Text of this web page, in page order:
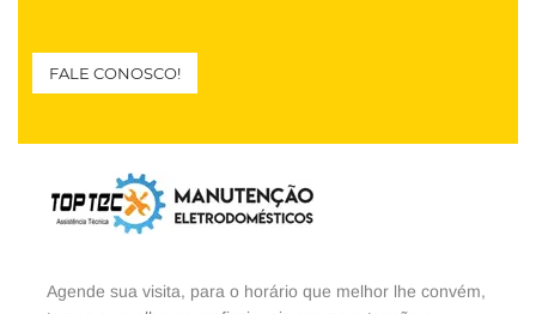
FALE CONOSCO!
Agende sua visita, para o horário que melhor lhe convém,